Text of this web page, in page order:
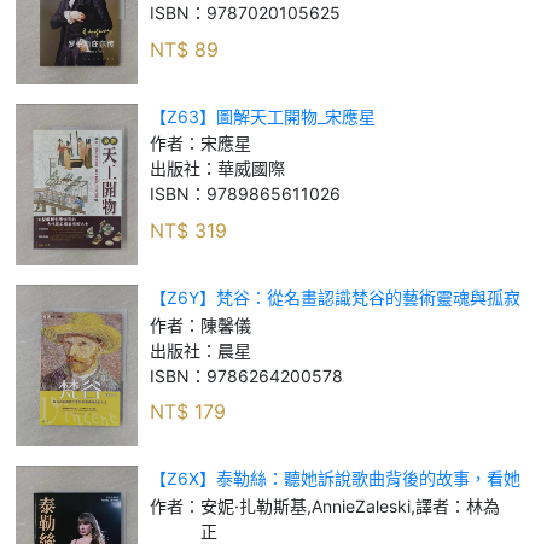
ISBN： 9787020105625
NT$ 89
【Z63】圖解天工開物_宋應星
作者： 宋應星
出版社： 華威國際
ISBN： 9789865611026
NT$ 319
【Z6Y】梵谷：從名畫認識梵谷的藝術靈魂與孤寂
人生_陳馨儀
作者： 陳馨儀
出版社： 晨星
ISBN： 9786264200578
NT$ 179
【Z6X】泰勒絲：聽她訴說歌曲背後的故事，看她
引領新時代音樂傳奇（全書收錄：泰勒絲全球巡迴
演唱會精美彩照近200張）_安妮·扎勒斯基, A
作者： 安妮·扎勒斯基,AnnieZaleski,譯者：林為
正